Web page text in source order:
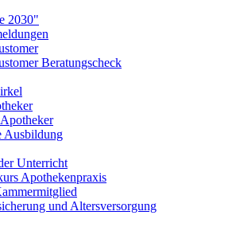
2030"
Beratungscheck
Ausbildung
Unterricht
Apothekenpraxis
und Altersversorgung